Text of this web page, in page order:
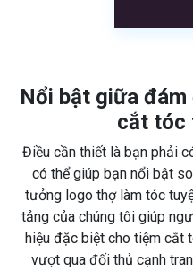
Nổi bật giữa
cắt tóc
Điều cần thiết là bạn phải
có thể giúp bạn nổi bật
tưởng logo thợ làm tóc
tảng của chúng tôi giúp
hiệu đặc biệt cho tiệm cắt
vượt qua đối thủ cạnh